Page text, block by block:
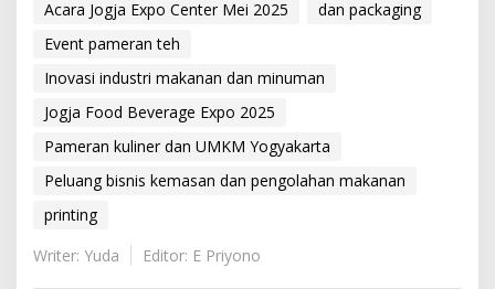
Acara Jogja Expo Center Mei 2025
dan packaging
Event pameran teh
Inovasi industri makanan dan minuman
Jogja Food Beverage Expo 2025
Pameran kuliner dan UMKM Yogyakarta
Peluang bisnis kemasan dan pengolahan makanan
printing
Writer: Yuda
Editor: E Priyono